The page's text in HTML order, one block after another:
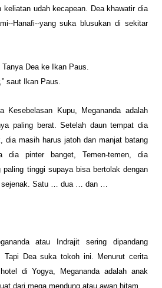
keliatan udah kecapean. Dea khawatir dia
Hanafi--yang suka blusukan di sekitar
Tanya Dea ke Ikan Paus.
saut Ikan Paus.
Kesebelasan Kupu, Megananda adalah
paling berat. Setelah daun tempat dia
dia masih harus jatoh dan manjat batang
dia pinter banget, Temen-temen, dia
tinggi supaya bisabertolak dengan
sejenak. Satu … dua … dan …
atau Indrajit seringdipandang
Tapi
Dea suka tokoh ini. Menurut cerita
di Yogya,
Megananda adalah anak
dari mega mendung atau awan hitam.